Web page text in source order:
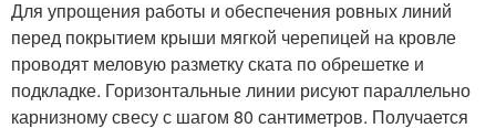
Для упрощения работы и обеспечения ровных линий
перед покрытием крыши мягкой черепицей на кровле
проводят меловую разметку ската по обрешетке и
подкладке. Горизонтальные линии рисуют параллельно
карнизному свесу с шагом 80 сантиметров. Получается